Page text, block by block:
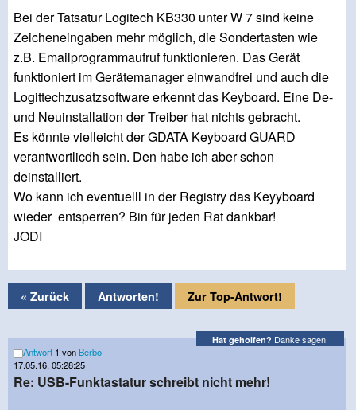
Bei der Tatsatur Logitech KB330 unter W 7 sind keine
Zeicheneingaben mehr möglich, die Sondertasten wie
z.B. Emailprogrammaufruf funktionieren. Das Gerät
funktioniert im Gerätemanager einwandfrei und auch die
Logittechzusatzsoftware erkennt das Keyboard. Eine De-
und Neuinstallation der Treiber hat nichts gebracht.
Es könnte vielleicht der GDATA Keyboard GUARD
verantwortlicdh sein. Den habe ich aber schon
deinstalliert.
Wo kann ich eventuelll in der Registry das Keyyboard
wieder entsperren? Bin für jeden Rat dankbar!
JODI
« Zurück Antworten! Zur Top-Antwort!
Hat geholfen? Danke sagen!
Antwort 1 von Berbo
17.05.16, 05:28:25
Re: USB-Funktastatur schreibt nicht mehr!